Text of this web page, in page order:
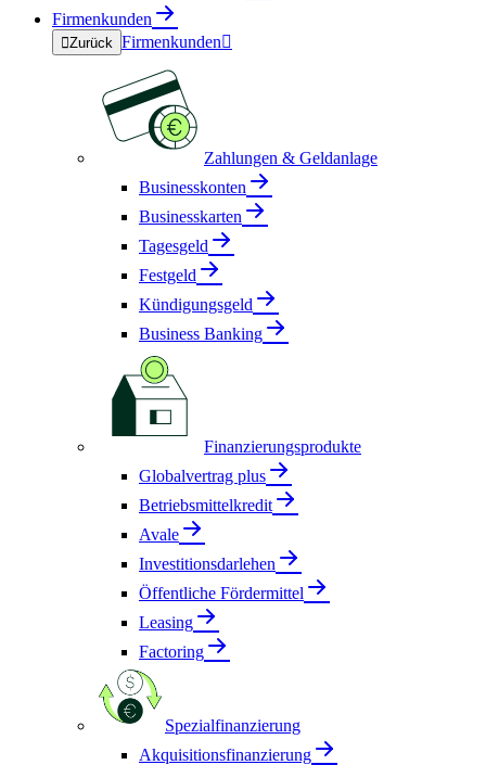
Firmenkunden
Zurück Firmenkunden
Zahlungen & Geldanlage
Businesskonten
Businesskarten
Tagesgeld
Festgeld
Kündigungsgeld
Business Banking
Finanzierungsprodukte
Globalvertrag plus
Betriebsmittelkredit
Avale
Investitionsdarlehen
Öffentliche Fördermittel
Leasing
Factoring
Spezialfinanzierung
Akquisitionsfinanzierung